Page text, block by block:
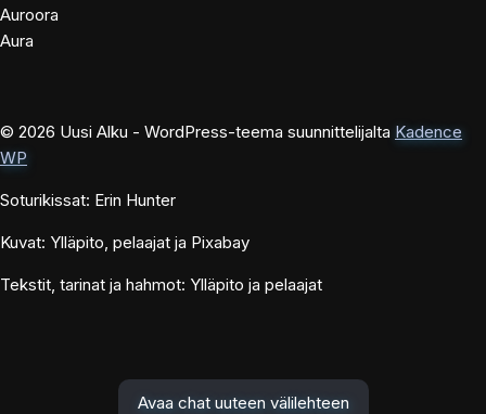
Auroora
Aura
© 2026 Uusi Alku - WordPress-teema suunnittelijalta Kadence
WP
Soturikissat: Erin Hunter
Kuvat: Ylläpito, pelaajat ja Pixabay
Tekstit, tarinat ja hahmot: Ylläpito ja pelaajat
Avaa chat uuteen välilehteen